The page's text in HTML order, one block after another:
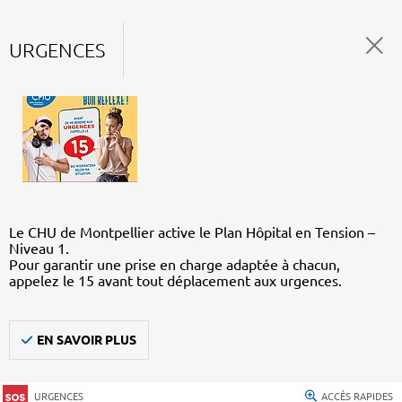
URGENCES
Le CHU de Montpellier active le Plan Hôpital en Tension –
Niveau 1.
Pour garantir une prise en charge adaptée à chacun,
appelez le 15 avant tout déplacement aux urgences.
EN SAVOIR PLUS
URGENCES ACCÈS RAPIDES